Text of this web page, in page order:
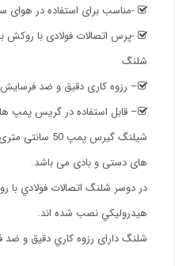
-مناسب برای استفاده در هوای
-پرس اتصالات فولادی با روکش
شلنگ
– رزوه کاری دقیق و ضد فرسایش
– قابل استفاده در گریس پمپ
شیلنگ گیرس
های دستی و بادی می باشد.
در دوسر شلنگ اتصالات فولادي
هيدروليكي نصب شده ­اند.
شلنگ دارای رزوه كاري دقيق و